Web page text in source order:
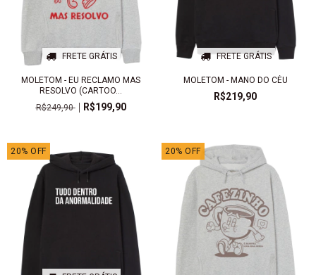
FRETE GRÁTIS
MOLETOM - EU RECLAMO MAS
RESOLVO (CARTOO...
R$249,90
R$199,90
FRETE GRÁTIS
MOLETOM - MANO DO CÉU
R$219,90
20% OFF 20% OFF